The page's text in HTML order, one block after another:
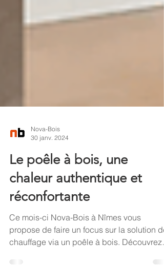
Nova-Bois
30 janv. 2024
Le poêle à bois, une
chaleur authentique et
réconfortante